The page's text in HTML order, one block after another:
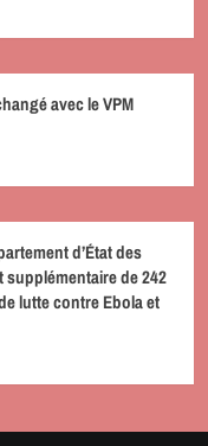
avec le VPM
d’État des
de 242
lutte contre Ebola et